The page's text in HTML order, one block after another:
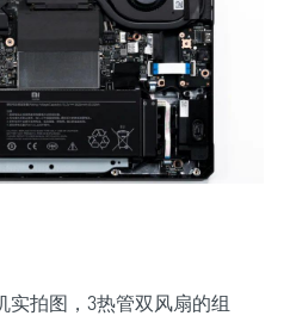
实拍图，3热管双风扇的组